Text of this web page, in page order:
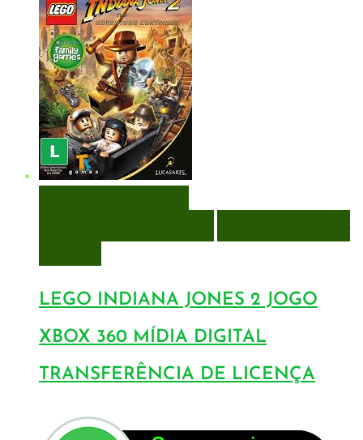
LEGO INDIANA JONES 2 JOGO
XBOX 360 MÍDIA DIGITAL
TRANSFERÊNCIA DE LICENÇA